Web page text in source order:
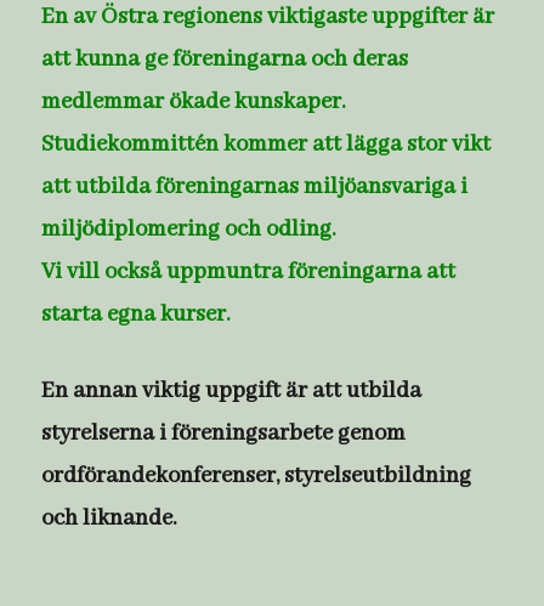
En av Östra regionens viktigaste uppgifter är
att kunna ge föreningarna och deras
medlemmar ökade kunskaper.
Studiekommittén kommer att lägga stor vikt
att utbilda föreningarnas miljöansvariga i
miljödiplomering och odling.
Vi vill också uppmuntra föreningarna att
starta egna kurser.
En annan viktig uppgift är att utbilda
styrelserna i föreningsarbete genom
ordförandekonferenser, styrelseutbildning
och liknande.